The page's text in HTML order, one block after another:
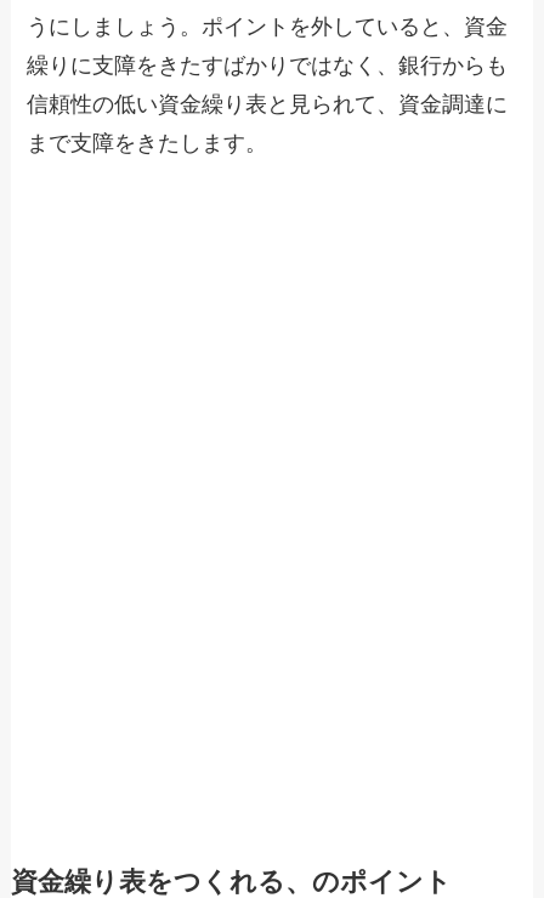
うにしましょう。ポイントを外していると、資金
繰りに支障をきたすばかりではなく、銀行からも
信頼性の低い資金繰り表と見られて、資金調達に
まで支障をきたします。
資金繰り表をつくれる、のポイント